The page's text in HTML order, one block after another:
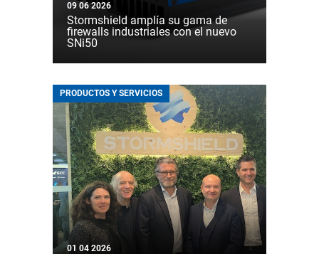
09 06 2026
Stormshield amplía su gama de
firewalls industriales con el nuevo
SNi50
PRODUCTOS Y SERVICIOS
01 04 2026